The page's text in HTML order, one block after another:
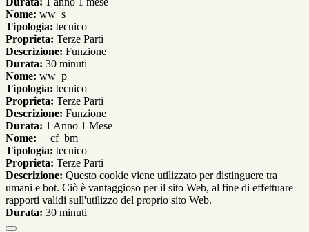
Nome: ww_s
Tipologia: tecnico
Proprieta: Terze Parti
Descrizione: Funzione
Durata: 30 minuti
Nome: ww_p
Tipologia: tecnico
Proprieta: Terze Parti
Descrizione: Funzione
Durata: 1 Anno 1 Mese
Nome: __cf_bm
Tipologia: tecnico
Proprieta: Terze Parti
Descrizione: Questo cookie viene utilizzato per distinguere tra
umani e bot. Ciò è vantaggioso per il sito Web, al fine di effettuare
rapporti validi sull'utilizzo del proprio sito Web.
Durata: 30 minuti